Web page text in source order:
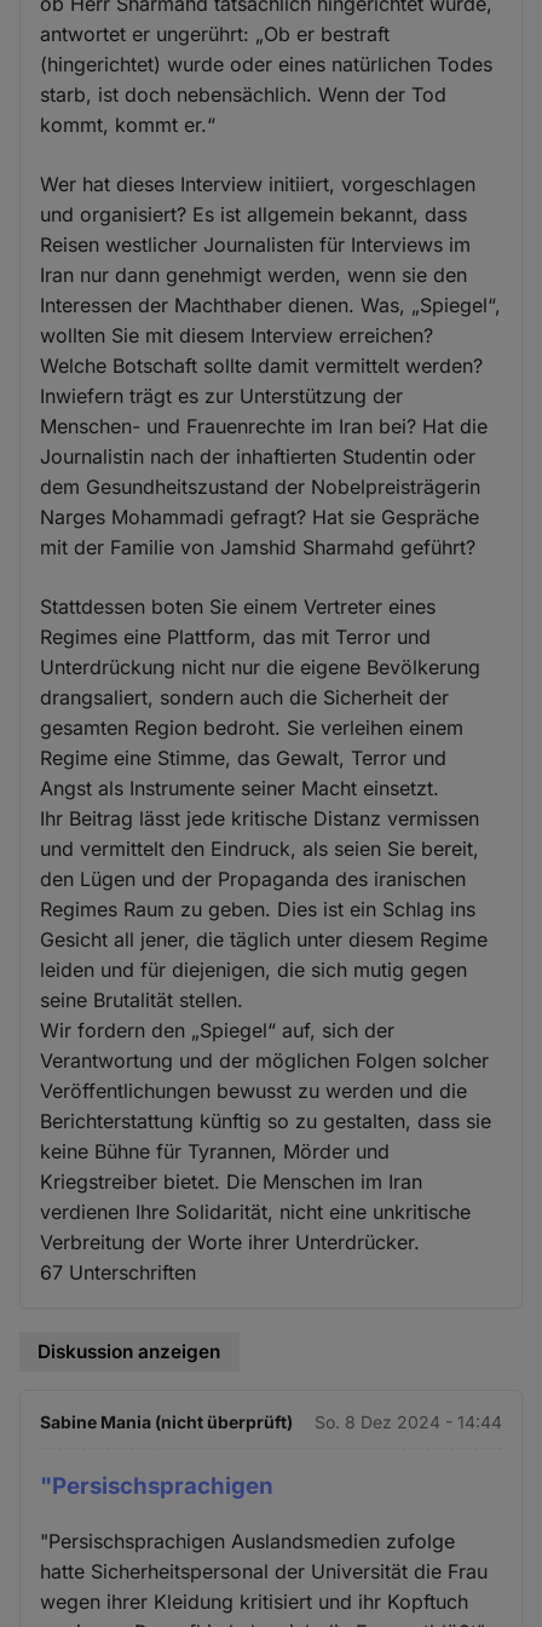
antwortet er ungerührt: „Ob er bestraft
(hingerichtet) wurde oder eines natürlichen Todes
starb, ist doch nebensächlich. Wenn der Tod
kommt, kommt er.“
Wer hat dieses Interview initiiert, vorgeschlagen
und organisiert? Es ist allgemein bekannt, dass
Reisen westlicher Journalisten für Interviews im
Iran nur dann genehmigt werden, wenn sie den
Interessen der Machthaber dienen. Was, „Spiegel“,
wollten Sie mit diesem Interview erreichen?
Welche Botschaft sollte damit vermittelt werden?
Inwiefern trägt es zur Unterstützung der
Menschen- und Frauenrechte im Iran bei? Hat die
Journalistin nach der inhaftierten Studentin oder
dem Gesundheitszustand der Nobelpreisträgerin
Narges Mohammadi gefragt? Hat sie Gespräche
mit der Familie von Jamshid Sharmahd geführt?
Stattdessen boten Sie einem Vertreter eines
Regimes eine Plattform, das mit Terror und
Unterdrückung nicht nur die eigene Bevölkerung
drangsaliert, sondern auch die Sicherheit der
gesamten Region bedroht. Sie verleihen einem
Regime eine Stimme, das Gewalt, Terror und
Angst als Instrumente seiner Macht einsetzt.
Ihr Beitrag lässt jede kritische Distanz vermissen
und vermittelt den Eindruck, als seien Sie bereit,
den Lügen und der Propaganda des iranischen
Regimes Raum zu geben. Dies ist ein Schlag ins
Gesicht all jener, die täglich unter diesem Regime
leiden und für diejenigen, die sich mutig gegen
seine Brutalität stellen.
Wir fordern den „Spiegel“ auf, sich der
Verantwortung und der möglichen Folgen solcher
Veröffentlichungen bewusst zu werden und die
Berichterstattung künftig so zu gestalten, dass sie
keine Bühne für Tyrannen, Mörder und
Kriegstreiber bietet. Die Menschen im Iran
verdienen Ihre Solidarität, nicht eine unkritische
Verbreitung der Worte ihrer Unterdrücker.
67 Unterschriften
Diskussion anzeigen
Sabine Mania (nicht überprüft) So. 8 Dez 2024 - 14:44
"Persischsprachigen
"Persischsprachigen Auslandsmedien zufolge
hatte Sicherheitspersonal der Universität die Frau
wegen ihrer Kleidung kritisiert und ihr Kopftuch